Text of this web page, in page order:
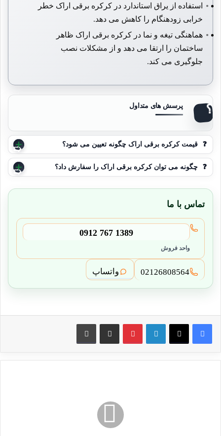
استفاده از یراق استاندارد در کرکره برقی اراک خطر
خرابی زودهنگام را کاهش می دهد.
هماهنگی تیغه و نما در کرکره برقی اراک ظاهر
ساختمان را ارتقا می دهد و از مشکلات نصب
جلوگیری می کند.
❓ قیمت کرکره برقی اراک چگونه تعیین می شود؟
❓ چگونه می توان کرکره برقی اراک را سفارش داد؟
تماس با ما
0912 767 1389
واحد فروش
02126808564 واتساپ
لینکدین پین ترست از طریق ایمیل به اشتراک بگذارید چاپ کنید